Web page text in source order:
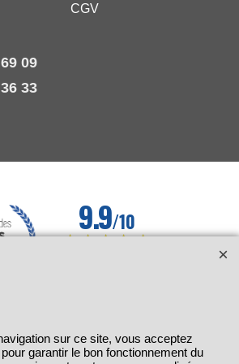
CGV
09
33
sur ce site, vous acceptez
garantir le bon fonctionnement du